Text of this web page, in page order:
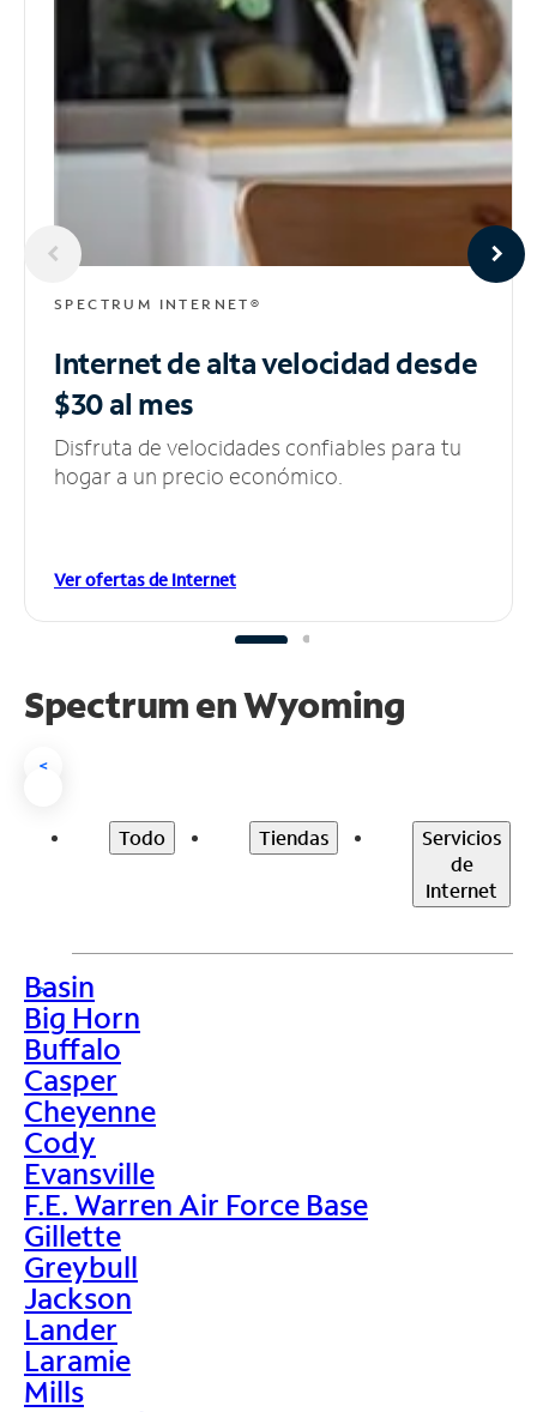
SPECTRUM INTERNET®
Internet de alta velocidaddesde
$30 al mes
Disfruta de velocidades confiables para tu
hogar a un precio económico.
Ver ofertas de Internet
Spectrum enWyoming
<
Todo Tiendas
Servicios
de
Internet
>
Basin
Big Horn
Buffalo
Casper
Cheyenne
Cody
Evansville
F.E. Warren Air Force Base
Gillette
Greybull
Jackson
Lander
Laramie
Mills